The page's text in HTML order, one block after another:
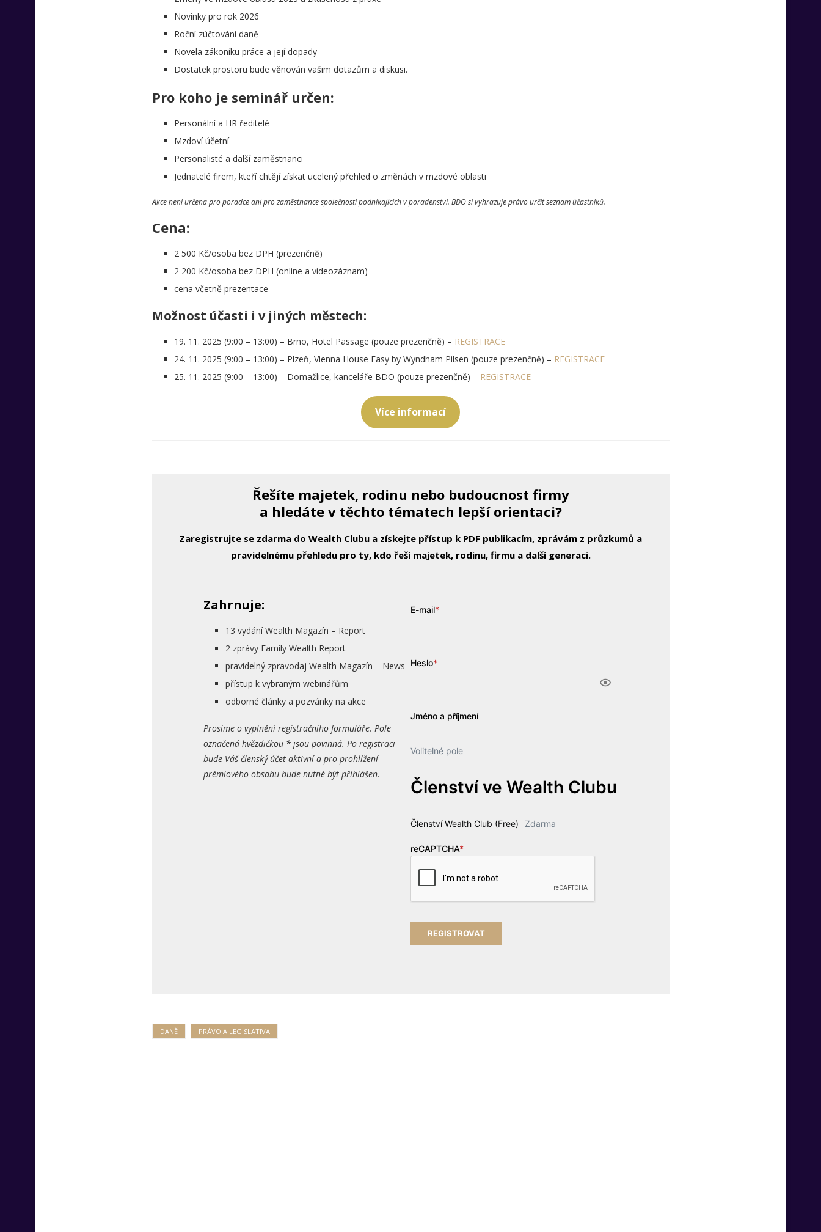
Novinky pro rok 2026
Roční zúčtování daně
Novela zákoníku práce a její dopady
Dostatek prostoru bude věnován vašim dotazům a diskusi.
Pro koho je seminář určen:
Personální a HR ředitelé
Mzdoví účetní
Personalisté a další zaměstnanci
Jednatelé firem, kteří chtějí získat ucelený přehled o změnách v mzdové oblasti
Akce není určena pro poradce ani pro zaměstnance společností podnikajících v poradenství. BDO si vyhrazuje právo určit seznam účastníků.
Cena:
2 500 Kč/osoba bez DPH (prezenčně)
2 200 Kč/osoba bez DPH (online a videozáznam)
cena včetně prezentace
Možnost účasti i v jiných městech:
19. 11. 2025 (9:00 – 13:00) – Brno, Hotel Passage (pouze prezenčně) – REGISTRACE
24. 11. 2025 (9:00 – 13:00) – Plzeň, Vienna House Easy by Wyndham Pilsen (pouze prezenčně) – REGISTRACE
25. 11. 2025 (9:00 – 13:00) – Domažlice, kanceláře BDO (pouze prezenčně) – REGISTRACE
Více informací
Řešíte majetek, rodinu nebo budoucnost firmy
a hledáte v těchto tématech lepší orientaci?
Zaregistrujte se zdarma do Wealth Clubu a získejte přístup k PDF publikacím, zprávám z průzkumů a
pravidelnému přehledu pro ty, kdo řeší majetek, rodinu, firmu a další generaci.
Zahrnuje:
13 vydání Wealth Magazín – Report
2 zprávy Family Wealth Report
pravidelný zpravodaj Wealth Magazín – News
přístup k vybraným webinářům
odborné články a pozvánky na akce
Prosíme o vyplnění registračního formuláře. Pole
označená hvězdičkou * jsou povinná. Po registraci
bude Váš členský účet aktivní a pro prohlížení
prémiového obsahu bude nutné být přihlášen.
E-mail*
Heslo*
Jméno a příjmení
Volitelné pole
Členství ve Wealth Clubu
Členství Wealth Club (Free) Zdarma
reCAPTCHA*
DANĚ PRÁVO A LEGISLATIVA